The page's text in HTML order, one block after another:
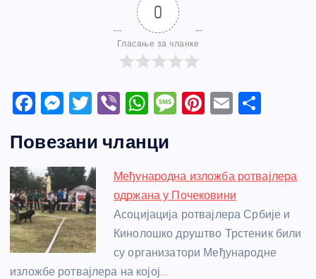
0
Гласање за чланке
F
c
e
b
o
o
k
M
ss
e
n
g
er
T
itt
er
Vi
er
W
at
s
A
p
p
M
a
g
e
Pi
e
st
E
e
Повезани чланци
Међународна изложба ротвајлера
одржана у Почековини
Асоцијација ротвајлера Србије и
Кинолошко друштво Трстеник били
су организатори Међународне
изложбе ротвајлера на којој…